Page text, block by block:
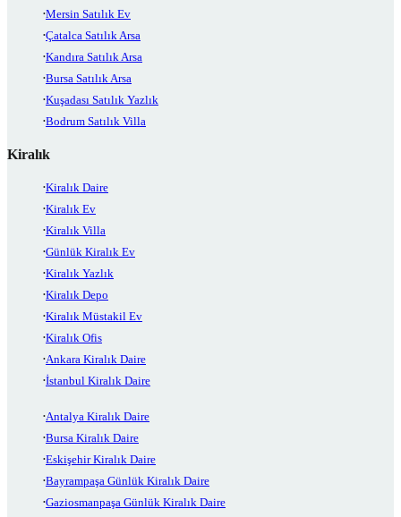
Mersin Satılık Ev
Çatalca Satılık Arsa
Kandıra Satılık Arsa
Bursa Satılık Arsa
Kuşadası Satılık Yazlık
Bodrum Satılık Villa
Kiralık
Kiralık Daire
Kiralık Ev
Kiralık Villa
Günlük Kiralık Ev
Kiralık Yazlık
Kiralık Depo
Kiralık Müstakil Ev
Kiralık Ofis
Ankara Kiralık Daire
İstanbul Kiralık Daire
Antalya Kiralık Daire
Bursa Kiralık Daire
Eskişehir Kiralık Daire
Bayrampaşa Günlük Kiralık Daire
Gaziosmanpaşa Günlük Kiralık Daire